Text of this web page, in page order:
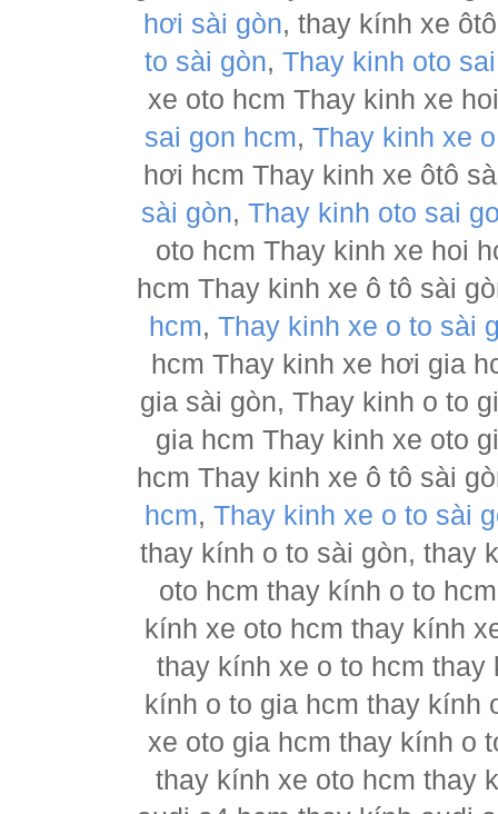
hơi sài gòn, thay kính xe
to sài gòn, Thay kinh oto
xe oto hcm Thay kinh xe
sai gon hcm,Thay kinh xe
hơi hcm Thay kinh xe ôtô
sài gòn, Thay kinh oto sai
oto hcm Thay kinh xe hoi
hcm Thay kinh xe ô tô sài
hcm, Thay kinh xe o to sài
hcm Thay kinh xe hơi gia
gia sài gòn, Thay kinh o to
gia hcm Thay kinh xe oto
hcm Thay kinh xe ô tô sài
hcm,Thay kinh xe o to sài
thay kính o to sài gòn, thay
oto hcm thay kính o to
kính xe oto hcm thay kính
thay kính xe o to hcm
kính o to gia hcm thay kính
xe oto gia hcm thay kính o
thay kính xe oto hcm thay